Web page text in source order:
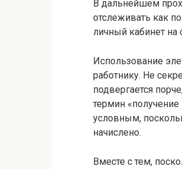
В дальнейшем
отслеживать как
личный кабинет на
Использование
работнику. Не
подвергается
термин «получение
условным,
начислено.
Вместе с тем,